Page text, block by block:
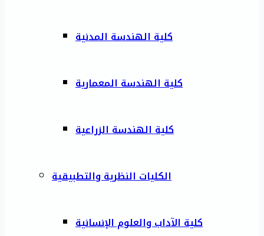
كلية الهندسة المدنية
كلية الهندسة المعمارية
كلية الهندسة الزراعية
الكليات النظرية والتطبيقية
كلية الآداب والعلوم الإنسانية